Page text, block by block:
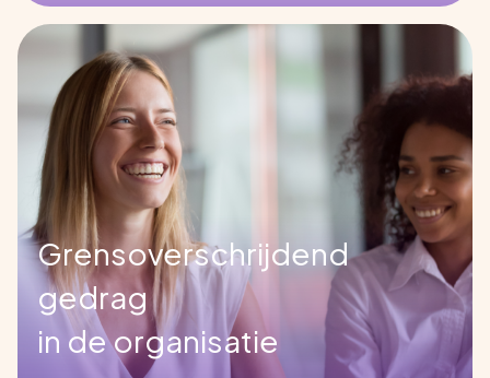
Grensoverschrijdend
gedrag
in de organisatie